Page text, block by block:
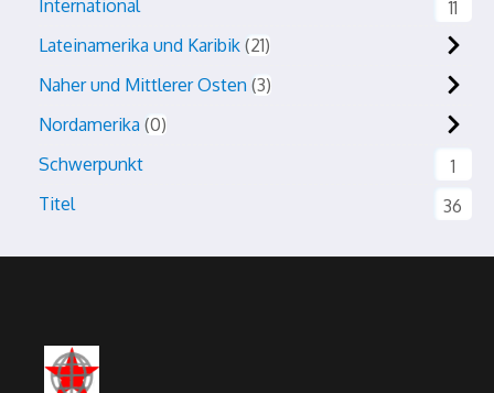
International
11
Lateinamerika und Karibik 21
Naher und Mittlerer Osten 3
Nordamerika 0
Schwerpunkt
1
Titel
36